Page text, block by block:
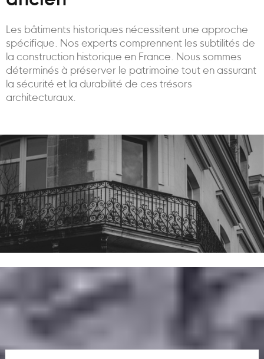
Les bâtiments historiques nécessitent une approche
spécifique. Nos experts comprennent les subtilités de
la construction historique en France. Nous sommes
déterminés à préserver le patrimoine tout en assurant
la sécurité et la durabilité de ces trésors
architecturaux.